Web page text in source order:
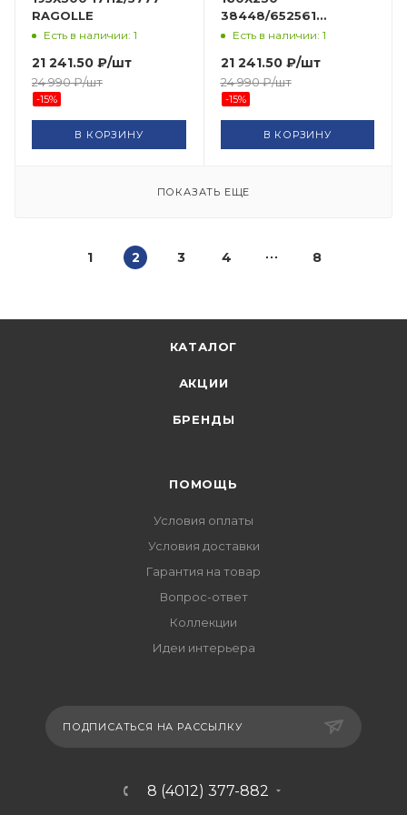
RAGOLLE
Есть в наличии: 1
21 241.50 ₽/шт
24 990₽/шт
-15%
В КОРЗИНУ
38448/652561
RAGOLLE
Есть в наличии: 1
21 241.50₽/шт
24 990₽/шт
-15%
В КОРЗИНУ
ПОКАЗАТЬ ЕЩЕ
1 2 3 4 8
КАТАЛОГ
АКЦИИ
БРЕНДЫ
ПОМОЩЬ
Условия оплаты
Условия доставки
Гарантия на товар
Вопрос-ответ
Коллекции
Идеи интерьера
ПОДПИСАТЬСЯ НА РАССЫЛКУ
8 (4012) 377-882